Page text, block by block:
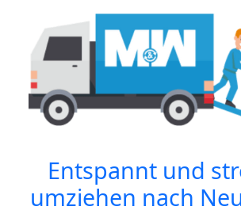
Entspannt und
umziehen nach